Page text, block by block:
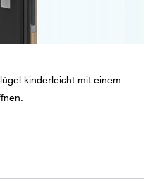
kinderleicht mit einem